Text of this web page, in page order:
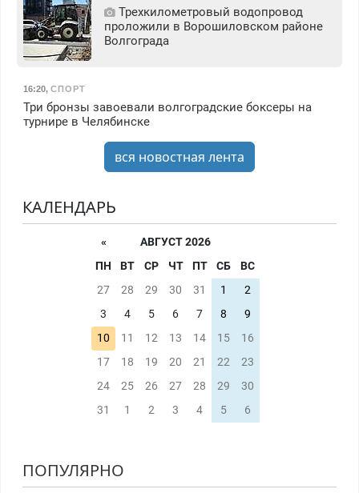
Трехкилометровый водопровод
проложили в Ворошиловском районе
Волгограда
16:20, СПОРТ
Три бронзы завоевали волгоградские боксеры на
турнире в Челябинске
вся новостная лента
КАЛЕНДАРЬ
«
АВГУСТ 2026
ПН
ВТ СР ЧТ ПТ СБ
ВС
27
28 29 30 31 1
2
3
4 5 6 7 8
9
10
11 12 13 14 15
16
17
18 19 20 21 22
23
24
25 26 27 28 29
30
31
1 2 3 4 5 6
ПОПУЛЯРНО